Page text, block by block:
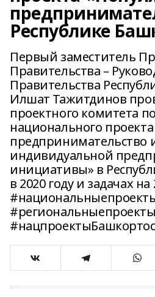
Республике
Первый заместитель
Правительства –
Правительства
Илшат Тажитдинов
проектного комитета
национального
предпринимательство
индивидуальной
инициативы» в
в 2020 году и задачах на